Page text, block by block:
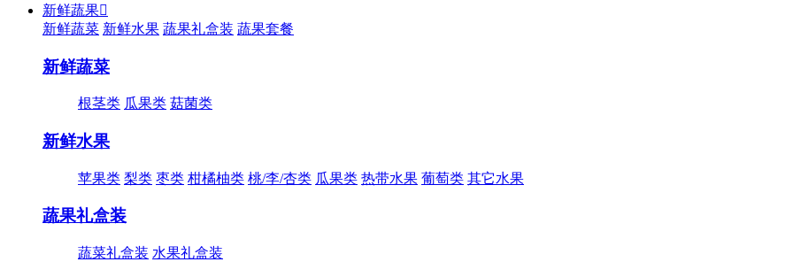
新鲜蔬果
新鲜蔬菜 新鲜水果 蔬果礼盒装 蔬果套餐
新鲜蔬菜
根茎类 瓜果类 菇菌类
新鲜水果
苹果类 梨类 枣类 柑橘柚类 桃/李/杏类 瓜果类 热带水果 葡萄类 其它水果
蔬果礼盒装
蔬菜礼盒装 水果礼盒装